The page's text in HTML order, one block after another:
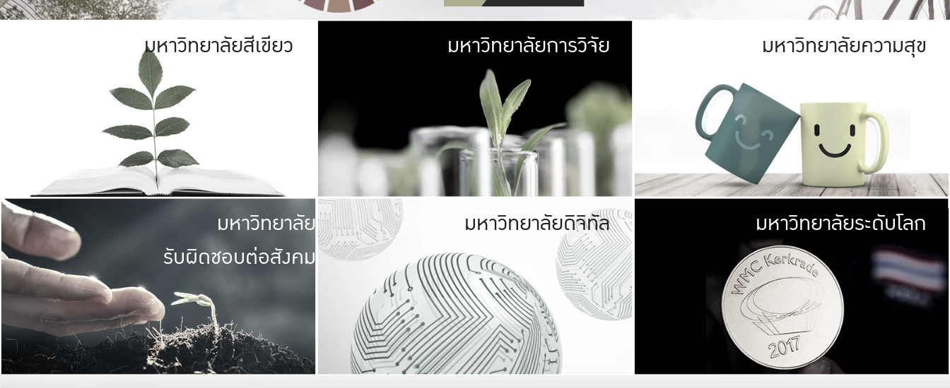
มหาวิทยาลัยสีเขียว มหาวิทยาลัย
เกษตรศาสตร์ มีพื้นที่เขียวสดใส หนาแน่น
เป็นป่าในเมือง (URBAN FOREST)
เกษตรในเมือง (URBAN AGRICULTURE)
ที่นับรวมกันได้ประมาณ 1,400 ไร่
มหาวิทยาลัยการวิจัย มหาวิทยาลัย
ให้กับประชาชน
มหาวิทยาลัยความสุข
มหาวิทยาลัย
รับผิดชอบต่อสังคม
มหาวิทยาลัยรับผิดชอบต่อสังคม
ร่วมมือกับชุมชน เพื่อความกินดีอยู่ดี
และความสุขอย่างยั่งยืน
มองปัญหาในภาพกว้าง
แก้ไขจากปัญหาจุดเล็กๆ
มหาวิทยาลัยดิจิทัล มหาวิทยา
พร้อมที่จ
และผลักดันในการใช้ระบบส
เพื่อการทำงานแ
มหาวิทยาลัยระดับโลก